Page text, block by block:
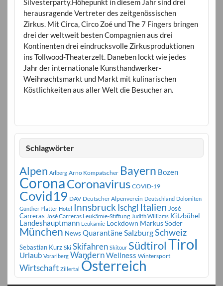
Silvesterparty.Höhepunkt in diesem Jahr sind drei
herausragende Vertreter des zeitgenössischen
Zirkus. Mit Circa, Circo Zoé und The 7 Fingers bringen
drei der weltweit besten Compagnien aus drei
Kontinenten drei eindrucksvolle Zirkusproduktionen
ins Tollwood-Theaterzelt. Daneben lockt wie jedes
Jahr der internationale Kunsthandwerker-
Weihnachtsmarkt und Markt mit kulinarischen
Köstlichkeiten aus aller Welt die Besucher an.
Schlagwörter
Alpen Arlberg Arno Kompatscher Bayern Bozen
CoronaCoronavirus COVID-19
Covid19 DAV Deutscher Alpenverein Deutschland Dolomiten
Günther Platter Hotel Innsbruck Ischgl Italien José
Carreras José Carreras Leukämie-Stiftung Judith Williams Kitzbühel
Landeshauptmann Leukämie Lockdown Markus Söder
München News QuarantäneSalzburgSchweiz
Sebastian Kurz Ski Skifahren Skitour SüdtirolTirol
Urlaub Vorarlberg WandernWellness Wintersport
Wirtschaft Zillertal Österreich